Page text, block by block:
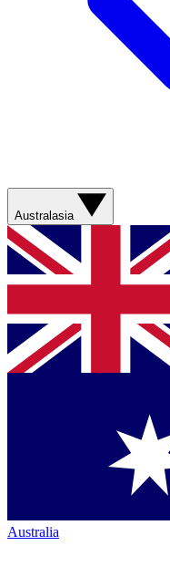
Australasia
Australia